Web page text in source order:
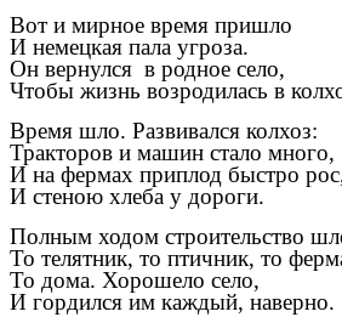
Вот и мирное время пришло
И немецкая пала угроза.
Он вернулся в родное село,
Чтобы жизнь возродилась в
Время шло. Развивался колхоз:
Тракторов и машин стало много,
И на фермах приплод быстро
И стеною хлеба у дороги.
Полным ходом строительство
То телятник, то птичник, то
То дома. Хорошело село,
И гордился им каждый, наверно.